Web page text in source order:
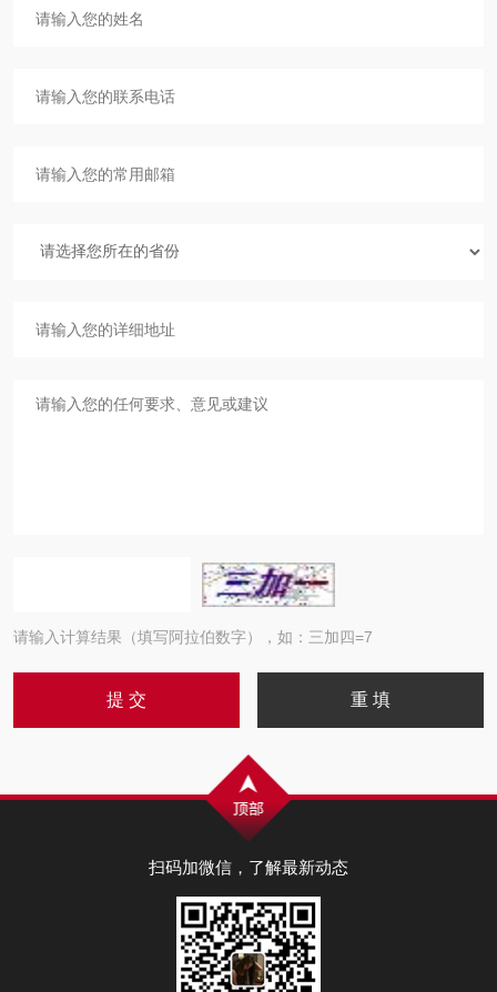
请输入计算结果（填写阿拉伯数字），如：三加四=7
扫码加微信，了解最新动态